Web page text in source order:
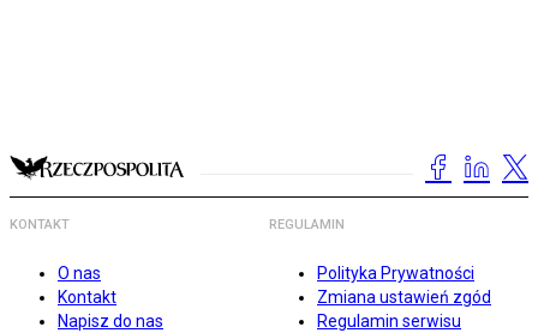
KONTAKT
O nas
Kontakt
Napisz do nas
REGULAMIN
Polityka Prywatności
Zmiana ustawień zgód
Regulamin serwisu